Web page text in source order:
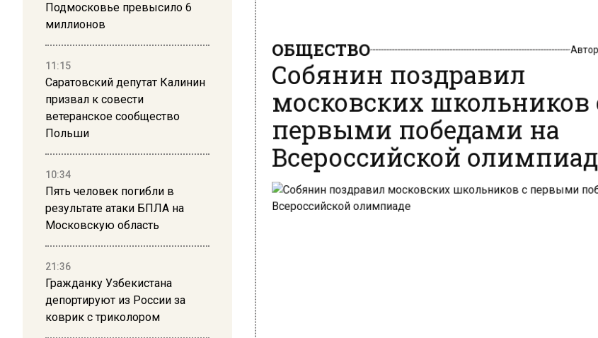
Подмосковье превысило 6
миллионов
11:15
Саратовский депутат Калинин
призвал к совести
ветеранское сообщество
Польши
10:34
Пять человек погибли в
результате атаки БПЛА на
Московскую область
21:36
Гражданку Узбекистана
депортируют из России за
коврик с триколором
Собянин поздравил
московских школьников с
первыми победами на
Всероссийской олимпиаде